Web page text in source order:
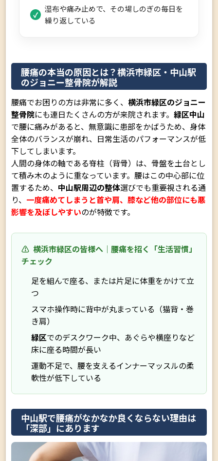
湿布や痛み止めで、その場しのぎの毎日を
繰り返している
腰痛の本当の原因とは？横浜市緑区・中山駅
のジョニー整骨院が解説
腰痛でお困りの方は非常に多く、 横浜市緑区のジョニー
整骨院にも連日たくさんの方が来院されます。 緑区中山
で腰に痛みがあると、無意識に患部をかばうため、身体
全体のバランスが崩れ、日常生活のパフォーマンスが低
下してしまいます。
人間の身体の軸である脊柱（背骨）は、骨盤を土台とし
て積み木のように重なっています。腰はこの中心部に位
置するため、 中山駅周辺の整体選びでも重要視される通
り、 一度痛めてしまうと首や肩、膝など他の部位にも悪
影響を及ぼしやすいのが特徴です。
⚠️ 横浜市緑区の皆様へ｜腰痛を招く「生活習慣」
チェック
足を組んで座る、または片足に体重をかけて立
つ
スマホ操作時に背中が丸まっている（猫背・巻
き肩）
緑区でのデスクワーク中、あぐらや横座りなど
床に座る時間が長い
運動不足で、腰を支えるインナーマッスルの柔
軟性が低下している
中山駅で腰痛がなかなか良くならない理由は
「深部」にあります